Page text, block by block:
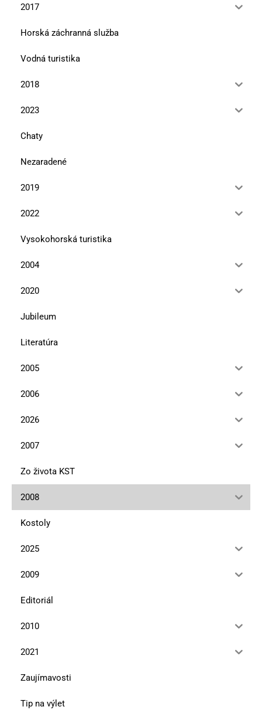
2017
Horská záchranná služba
Vodná turistika
2018
2023
Chaty
Nezaradené
2019
2022
Vysokohorská turistika
2004
2020
Jubileum
Literatúra
2005
2006
2026
2007
Zo života KST
2008
Kostoly
2025
2009
Editoriál
2010
2021
Zaujímavosti
Tip na výlet